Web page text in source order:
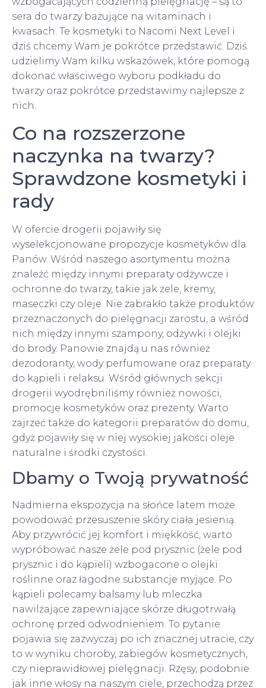
sera do twarzy bazujące na witaminach i
kwasach. Te kosmetyki to Nacomi Next Level i
dziś chcemy Wam je pokrótce przedstawić. Dziś
udzielimy Wam kilku wskazówek, które pomogą
dokonać właściwego wyboru podkładu do
twarzy oraz pokrótce przedstawimy najlepsze z
nich.
Co na rozszerzone
naczynka na twarzy?
Sprawdzone kosmetyki i
rady
W ofercie drogerii pojawiły się
wyselekcjonowane propozycje kosmetyków dla
Panów. Wśród naszego asortymentu można
znaleźć między innymi preparaty odżywcze i
ochronne do twarzy, takie jak żele, kremy,
maseczki czy oleje. Nie zabrakło także produktów
przeznaczonych do pielęgnacji zarostu, a wśród
nich między innymi szampony, odżywki i olejki
do brody. Panowie znajdą u nas również
dezodoranty, wody perfumowane oraz preparaty
do kąpieli i relaksu. Wśród głównych sekcji
drogerii wyodrębniliśmy również nowości,
promocje kosmetyków oraz prezenty. Warto
zajrzeć także do kategorii preparatów do domu,
gdyż pojawiły się w niej wysokiej jakości oleje
naturalne i środki czystości.
Dbamy o Twoją prywatność
Nadmierna ekspozycja na słońce latem może
powodować przesuszenie skóry ciała jesienią.
Aby przywrócić jej komfort i miękkość, warto
wypróbować nasze żele pod prysznic (żele pod
prysznic i do kąpieli) wzbogacone o olejki
roślinne oraz łagodne substancje myjące. Po
kąpieli polecamy balsamy lub mleczka
nawilżające zapewniające skórze długotrwałą
ochronę przed odwodnieniem. To pytanie
pojawia się zazwyczaj po ich znacznej utracie, czy
to w wyniku choroby, zabiegów kosmetycznych,
czy nieprawidłowej pielęgnacji. Rzęsy, podobnie
jak inne włosy na naszym ciele, przechodzą przez